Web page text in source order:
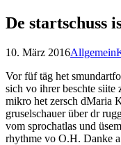
De startschuss
10. März 2016Allgemein
Vor füf täg het
sich vo ihrer beschte
mikro het zersch dMaria
gruselschauer über dr
vom sprochatlas und
rhythme vo O.H. Danke